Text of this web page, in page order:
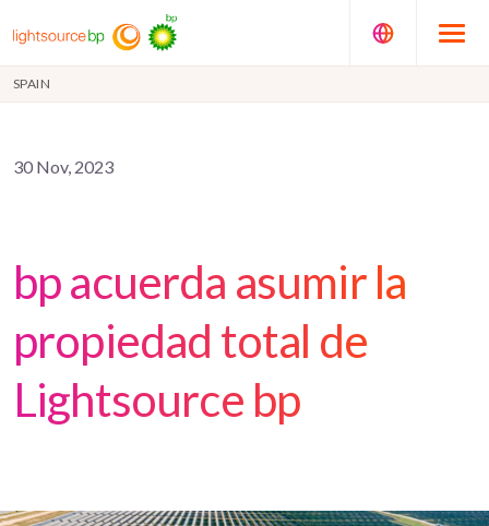
SPAIN
30 Nov, 2023
bp acuerda asumir la
propiedad total de
Lightsource bp